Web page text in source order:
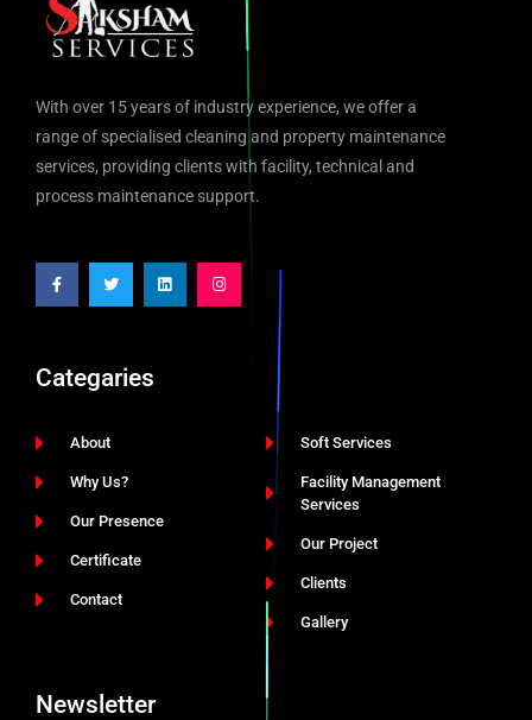
With over 15 years of industry experience, we offer a
range of specialised cleaning and property maintenance
services, providing clients with facility, technical and
process maintenance support.
Categaries
About
Why Us?
Our Presence
Certificate
Contact
Soft Services
Facility Management
Services
Our Project
Clients
Gallery
Newsletter